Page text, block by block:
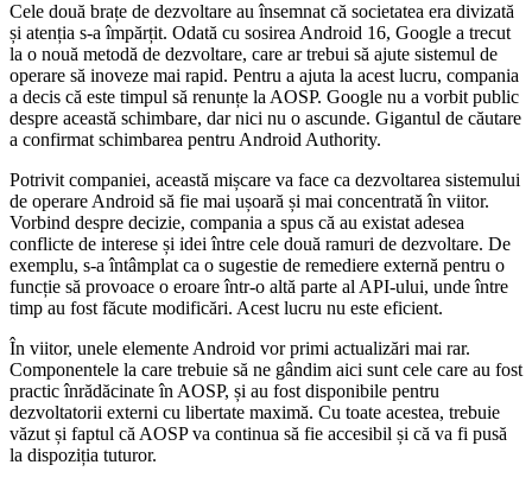
Cele două brațe de dezvoltare au însemnat că societatea era divizată
și atenția s-a împărțit. Odată cu sosirea Android 16, Google a trecut
la o nouă metodă de dezvoltare, care ar trebui să ajute sistemul de
operare să inoveze mai rapid. Pentru a ajuta la acest lucru, compania
a decis că este timpul să renunțe la AOSP. Google nu a vorbit public
despre această schimbare, dar nici nu o ascunde. Gigantul de căutare
a confirmat schimbarea pentru Android Authority.
Potrivit companiei, această mișcare va face ca dezvoltarea sistemului
de operare Android să fie mai ușoară și mai concentrată în viitor.
Vorbind despre decizie, compania a spus că au existat adesea
conflicte de interese și idei între cele două ramuri de dezvoltare. De
exemplu, s-a întâmplat ca o sugestie de remediere externă pentru o
funcție să provoace o eroare într-o altă parte al API-ului, unde între
timp au fost făcute modificări. Acest lucru nu este eficient.
În viitor, unele elemente Android vor primi actualizări mai rar.
Componentele la care trebuie să ne gândim aici sunt cele care au fost
practic înrădăcinate în AOSP, și au fost disponibile pentru
dezvoltatorii externi cu libertate maximă. Cu toate acestea, trebuie
văzut și faptul că AOSP va continua să fie accesibil și că va fi pusă
la dispoziția tuturor.